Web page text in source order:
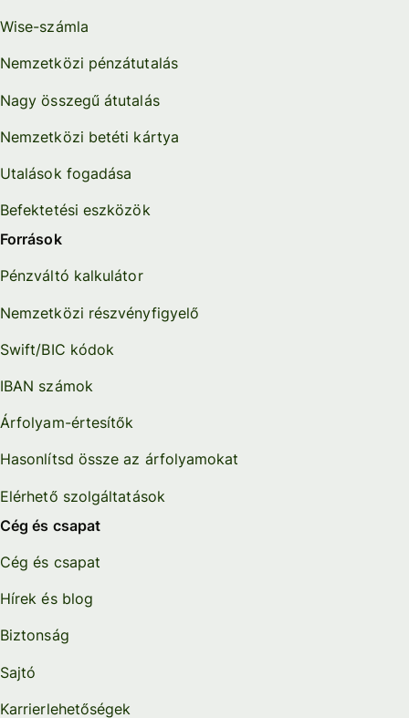
Wise-számla
Nemzetközi pénzátutalás
Nagy összegű átutalás
Nemzetközi betéti kártya
Utalások fogadása
Befektetési eszközök
Források
Pénzváltó kalkulátor
Nemzetközi részvényfigyelő
Swift/BIC kódok
IBAN számok
Árfolyam-értesítők
Hasonlítsd össze az árfolyamokat
Elérhető szolgáltatások
Cég és csapat
Cég és csapat
Hírek és blog
Biztonság
Sajtó
Karrierlehetőségek